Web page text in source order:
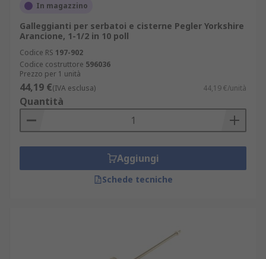
In magazzino
Galleggianti per serbatoi e cisterne Pegler Yorkshire
Arancione, 1-1/2 in 10 poll
Codice RS 197-902
Codice costruttore 596036
Prezzo per 1 unità
44,19 €(IVA esclusa) 44,19 €/unità
Quantità
Aggiungi
Schede tecniche